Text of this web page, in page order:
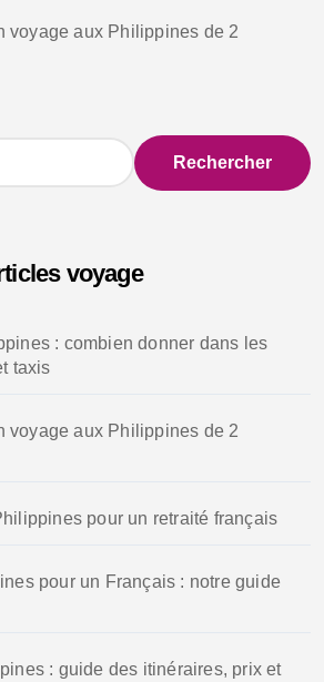
voyage aux Philippines de 2
voyage
: combien donner dans les
taxis
voyage aux Philippines de 2
pour un retraité français
pour un Français : notre guide
: guide des itinéraires, prix et